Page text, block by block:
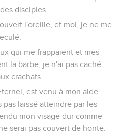
disciples.
l'oreille, et moi, je ne me
qui me frappaient et mes
la barbe, je n'ai pas caché
crachats.
est venu à mon aide.
laissé atteindre par les
mon visage dur comme
serai pas couvert de honte.